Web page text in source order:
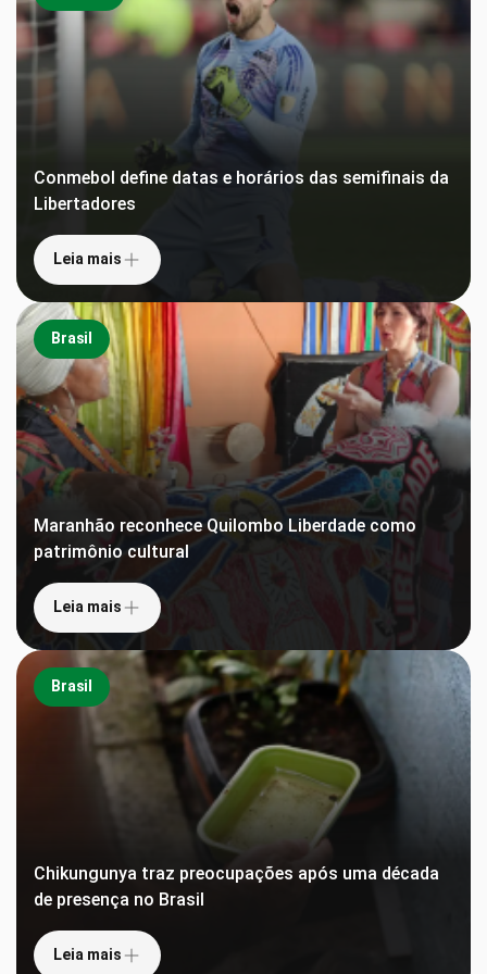
Conmebol define datas e horários das semifinais da
Libertadores
Leia mais
Brasil
Maranhão reconhece Quilombo Liberdade como
patrimônio cultural
Leia mais
Brasil
Chikungunya traz preocupações após uma década
de presença no Brasil
Leia mais